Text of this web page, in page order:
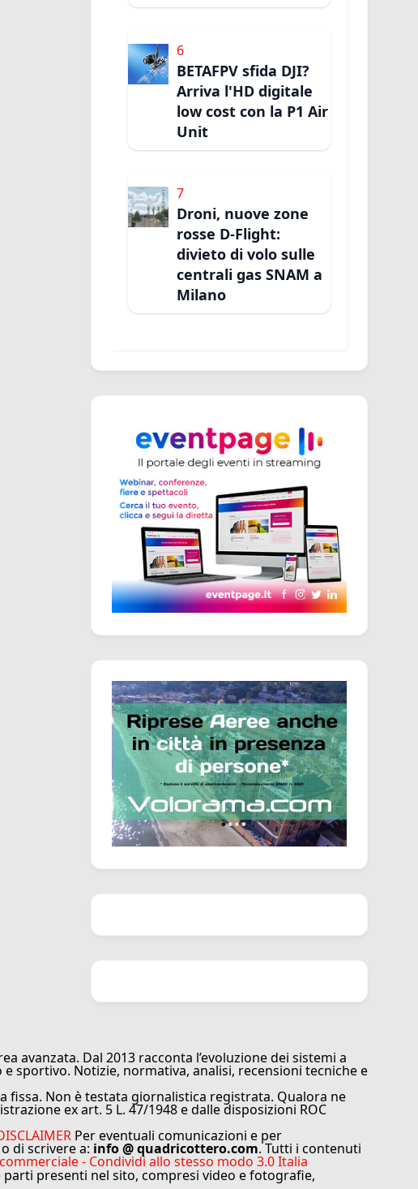
6
BETAFPV sfida DJI?
Arriva l'HD digitale
low cost con la P1 Air
Unit
7
Droni, nuove zone
rosse D-Flight:
divieto di volo sulle
centrali gas SNAM a
Milano
Dal 2013 racconta l’evoluzione dei sistemi a
sportivo. Notizie, normativa, analisi, recensioni tecniche e
fissa. Non è testata giornalistica registrata. Qualora ne
ex art. 5 L. 47/1948 e dalle disposizioni ROC
Per eventuali comunicazioni e per
o di scrivere a: info @ quadricottero.com. Tutti i contenuti
- Condividi allo stesso modo 3.0 Italia
presenti nel sito, compresi video e fotografie,